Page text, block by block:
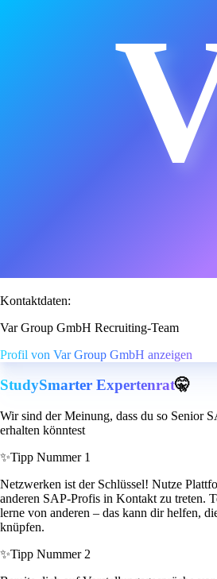
Kontaktdaten:
Var Group GmbH Recruiting-Team
Profil von Var Group GmbH anzeigen
StudySmarter Expertenrat🤫
Wir sind der Meinung, dass du so Senior
erhalten könntest
✨Tipp Nummer 1
Netzwerken ist der Schlüssel! Nutze
anderen SAP-Profis in Kontakt zu treten.
lerne von anderen – das kann dir helfen,
knüpfen.
✨Tipp Nummer 2